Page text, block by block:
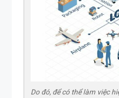
Do đó, để có thể làm việc